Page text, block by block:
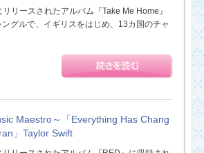
リースされたアルバム『Take Me Home』
グルで、イギリスをはじめ、13カ国のチャ
Maestro～「Everything Has Chang
」Taylor Swift